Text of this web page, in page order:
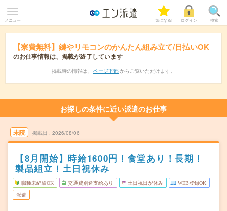
メニュー 気になる! ログイン 検索
【寮費無料】鍵やリモコンのかんたん組み立て/日払いOK
のお仕事情報は、掲載が終了しています
掲載時の情報は、 ページ下部 からご覧いただけます。
お探しの条件に近い派遣のお仕事
未読 掲載日 2026/08/06
【8月開始】時給1600円！食堂あり！長期！
製品組立！土日祝休み
職種未経験OK 交通費別途支給あり 土日祝日が休み WEB登録OK
派遣